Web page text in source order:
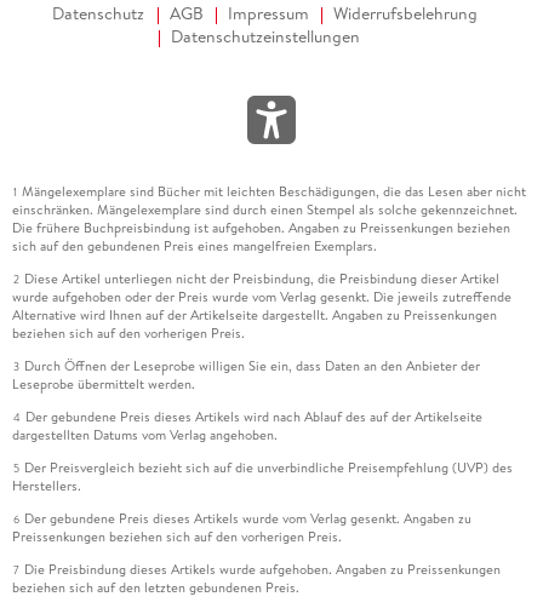
Datenschutz AGB Impressum
Widerrufsbelehrung
Datenschutzeinstellungen
1 Mängelexemplare sind Bücher mit leichten Beschädigungen, die das Lesen aber nicht
einschränken. Mängelexemplare sind durch einen Stempel als solche gekennzeichnet.
Die frühere Buchpreisbindung ist aufgehoben. Angaben zu Preissenkungen beziehen
sich auf den gebundenen Preis eines mangelfreien Exemplars.
2 Diese Artikel unterliegen nicht der Preisbindung, die Preisbindung dieser Artikel
wurde aufgehoben oder der Preis wurde vom Verlag gesenkt. Die jeweils zutreffende
Alternative wird Ihnen auf der Artikelseite dargestellt. Angaben zu Preissenkungen
beziehen sich auf den vorherigen Preis.
3 Durch Öffnen der Leseprobe willigen Sie ein, dass Daten an den Anbieter der
Leseprobe übermittelt werden.
4 Der gebundene Preis dieses Artikels wird nach Ablauf des auf der Artikelseite
dargestellten Datums vom Verlag angehoben.
5 Der Preisvergleich bezieht sich auf die unverbindliche Preisempfehlung (UVP) des
Herstellers.
6 Der gebundene Preis dieses Artikels wurde vom Verlag gesenkt. Angaben zu
Preissenkungen beziehen sich auf den vorherigen Preis.
7 Die Preisbindung dieses Artikels wurde aufgehoben. Angaben zu Preissenkungen
beziehen sich auf den letzten gebundenen Preis.